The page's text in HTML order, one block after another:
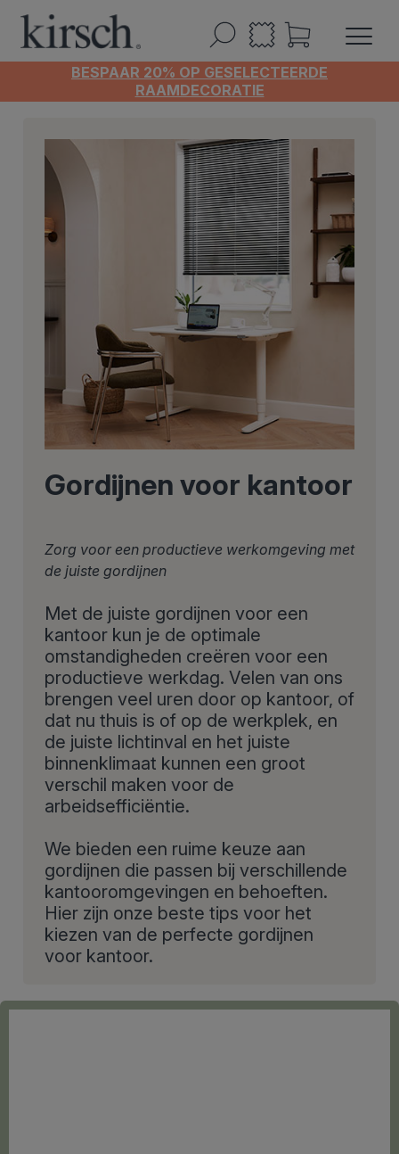
BESPAAR 20% OP GESELECTEERDE
RAAMDECORATIE
Gordijnen voor kantoor
Zorg voor een productieve werkomgeving met
de juiste gordijnen
Met de juiste gordijnen voor een
kantoor kun je de optimale
omstandigheden creëren voor een
productieve werkdag. Velen van ons
brengen veel uren door op kantoor, of
dat nu thuis is of op de werkplek, en
de juiste lichtinval en het juiste
binnenklimaat kunnen een groot
verschil maken voor de
arbeidsefficiëntie.
We bieden een ruime keuze aan
gordijnen die passen bij verschillende
kantooromgevingen en behoeften.
Hier zijn onze beste tips voor het
kiezen van de perfecte gordijnen
voor kantoor.